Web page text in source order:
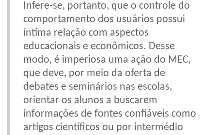
Infere-se, portanto, que o controle do
comportamento dos usuários possui
íntima relação com aspectos
educacionais e econômicos. Desse
modo, é imperiosa uma ação do MEC,
que deve, por meio da oferta de
debates e seminários nas escolas,
orientar os alunos a buscarem
informações de fontes confiáveis como
artigos científicos ou por intermédio